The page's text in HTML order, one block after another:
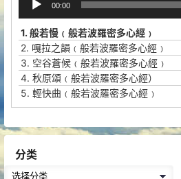
播
放
器
00:00
1. 般若慢﹙般若波羅密多心經﹚
2. 嘎拉之韻﹙般若波羅密多心經﹚
3. 空谷蒼候﹙般若波羅密多心經﹚
4. 秋原頌﹙般若波羅密多心經）
5. 輕快曲﹙般若波羅密多心經﹚
分类
分